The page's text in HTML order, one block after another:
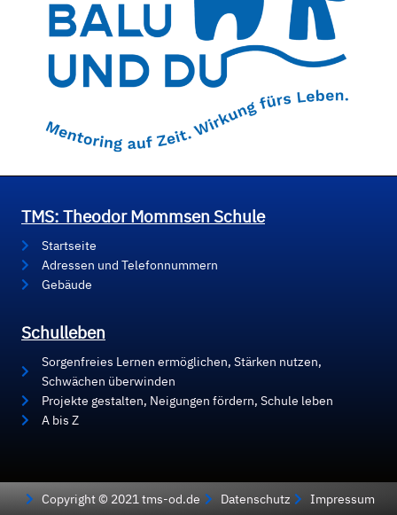
TMS: Theodor Mommsen Schule
Startseite
Adressen und Telefonnummern
Gebäude
Schulleben
Sorgenfreies Lernen ermöglichen, Stärken nutzen,
Schwächen überwinden
Projekte gestalten, Neigungen fördern, Schule leben
A bis Z
Copyright © 2021 tms-od.de Datenschutz Impressum